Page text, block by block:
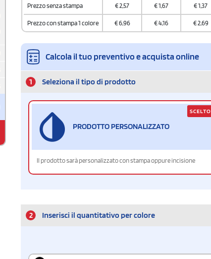
Prezzo senza stampa €2,57 €1,67 €1,37
Prezzo con stampa 1 colore €6,96 €4,16 €2,69
Calcola il tuo preventivo e acquista online
1 Seleziona il tipo di prodotto
PRODOTTO PERSONALIZZATO
Il prodotto sarà personalizzato con stampa oppure incisione
SCELTO
2 Inserisci il quantitativo per colore